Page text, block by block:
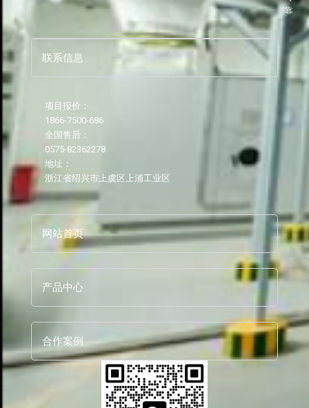
靠
联系信息
项目报价：
1866-7500-686
全国售后：
0575-82362278
地址：
浙江省绍兴市上虞区上浦工业区
网站首页
产品中心
合作案例